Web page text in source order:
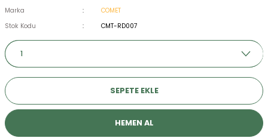
Marka
COMET
Stok Kodu
CMT-RD007
SEPETE EKLE
HEMEN AL